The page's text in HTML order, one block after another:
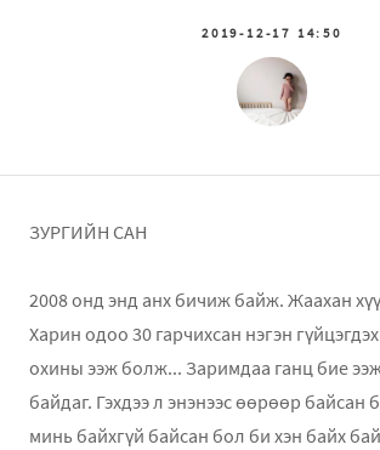
2019-12-17 14:50
ЗУРГИЙН САН
2008 онд энд анх бичиж байж. Жаахан
Харин одоо 30 гарчихсан нэгэн
охины ээж болж... Заримдаа ганц бие ээж
байдаг. Гэхдээ л энэнээс өөрөөр байсан
минь байхгүй байсан бол би хэн байх